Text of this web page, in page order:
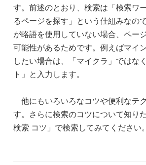
す。前述のとおり、検索は 「検索ワ
るページを探す」という仕組みなの
が略語を使用していない場合、ペー
可能性があるためです。例えばマイ
したい場合は、「マイクラ」ではな
ト」と入力します。
他にもいろいろなコツや便利なテ
す。さらに検索のコツについて知り
検索 コツ」で検索してみてください。